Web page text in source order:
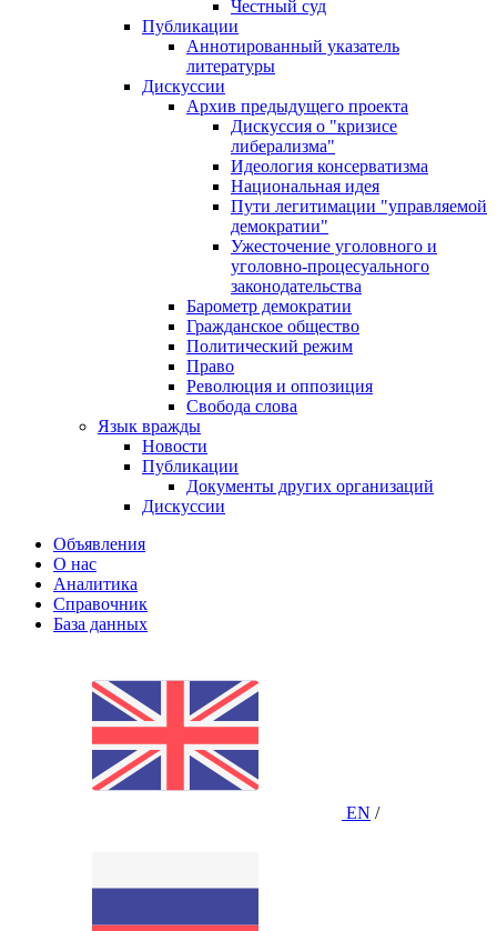
Честный суд
Публикации
Аннотированный указатель
литературы
Дискуссии
Архив предыдущего проекта
Дискуссия о "кризисе
либерализма"
Идеология консерватизма
Национальная идея
Пути легитимации "управляемой
демократии"
Ужесточение уголовного и
уголовно-процесуального
законодательства
Барометр демократии
Гражданское общество
Политический режим
Право
Революция и оппозиция
Свобода слова
Язык вражды
Новости
Публикации
Документы других организаций
Дискуссии
Объявления
О нас
Аналитика
Справочник
База данных
EN /